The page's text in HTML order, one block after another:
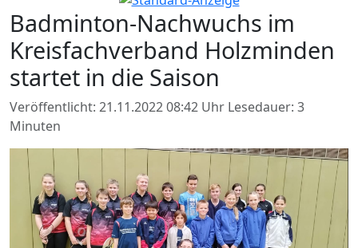
Badminton-Nachwuchs im
Kreisfachverband Holzminden
startet in die Saison
Veröffentlicht: 21.11.2022 08:42 Uhr Lesedauer: 3
Minuten